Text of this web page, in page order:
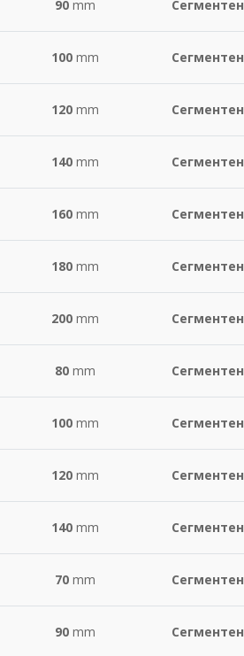
90 mm Сегментен
100 mm Сегментен
120 mm Сегментен
140 mm Сегментен
160 mm Сегментен
180 mm Сегментен
200 mm Сегментен
80 mm Сегментен
100 mm Сегментен
120 mm Сегментен
140 mm Сегментен
70 mm Сегментен
90 mm Сегментен